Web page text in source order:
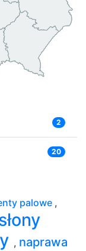
2
20
palowe ,
, naprawa